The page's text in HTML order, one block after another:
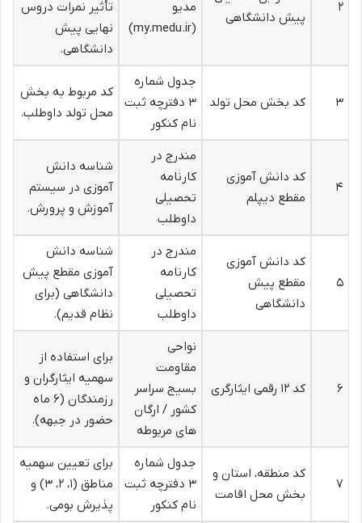
۲
پیش دانشگاهی
مدیو
(my.medu.ir)
تأثیر نمرات دروس
نهایی پیش
دانشگاهی.
۳ کد بخش محل تولد
جدول شماره
۳ دفترچه ثبت
نام کنکور
کد مربوط به بخش
محل تولد داوطلب.
۴
کد دانش آموزی
مقطع دیپلم
مندرج در
کارنامه
تحصیلی
داوطلب
شناسه دانش
آموزی در سیستم
آموزش و پرورش.
۵
کد دانش آموزی
مقطع پیش
دانشگاهی
مندرج در
کارنامه
تحصیلی
داوطلب
شناسه دانش
آموزی مقطع پیش
دانشگاهی (برای
نظام قدیم).
۶ کد ۱۲ رقمی ایثارگری
نواحی
مقاومت
بسیج سراسر
کشور / ارگان
های مربوطه
برای استفاده از
سهمیه ایثارگران و
رزمندگان (۶ ماه
حضور در جبهه).
۷
کد منطقه، استان و
بخش محل اقامت
جدول شماره
۳ دفترچه ثبت
نام کنکور
برای تعیین سهمیه
مناطق (۱، ۲، ۳) و
پذیرش بومی.